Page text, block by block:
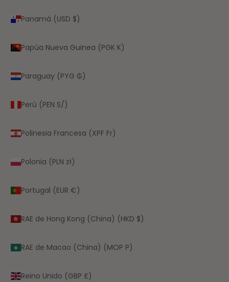
Panamá (USD $)
Papúa Nueva Guinea (PGK K)
Paraguay (PYG ₲)
Perú (PEN S/)
Polinesia Francesa (XPF Fr)
Polonia (PLN zł)
Portugal (EUR €)
RAE de Hong Kong (China) (HKD $)
RAE de Macao (China) (MOP P)
Reino Unido (GBP £)